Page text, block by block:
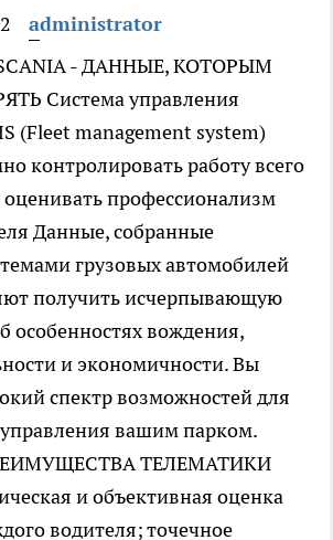
administrator
- ДАННЫЕ, КОТОРЫМ
Система управления
(Fleet management system)
контролировать работу всего
профессионализм
Данные, собранные
грузовых автомобилей
получить исчерпывающую
вождения,
и экономичности. Вы
спектр возможностей для
вашим парком.
ТЕЛЕМАТИКИ
и объективная оценка
водителя; точечное